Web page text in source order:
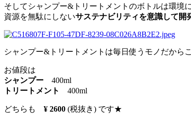
そしてシャンプー&トリートメントのボトルは環境
資源を無駄にしないサステナビリティを意識して開
シャンプー&トリートメントは毎日使うモノだから
お値段は
シャンプー 400ml
トリートメント
400ml
どちらも ¥ 2600 (税抜き) です★